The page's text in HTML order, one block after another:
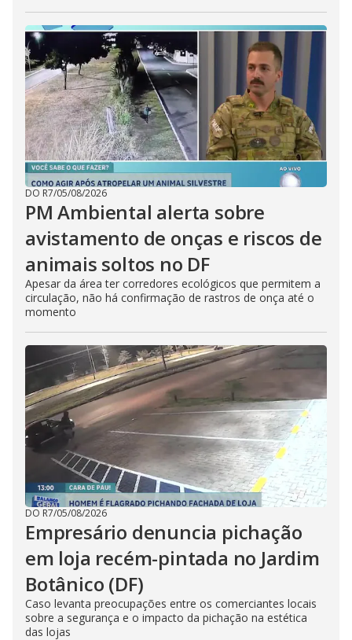
DO R7/05/08/2026
PM Ambiental alerta sobre
avistamento de onças e riscos de
animais soltos no DF
Apesar da área ter corredores ecológicos que permitem a
circulação, não há confirmação de rastros de onça até o
momento
DO R7/05/08/2026
Empresário denuncia pichação
em loja recém-pintada no Jardim
Botânico (DF)
Caso levanta preocupações entre os comerciantes locais
sobre a segurança e o impacto da pichação na estética
das lojas